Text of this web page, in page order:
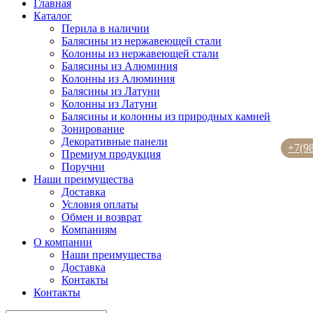
Главная
Каталог
Перила в наличии
Балясины из нержавеющей стали
Колонны из нержавеющей стали
Балясины из Алюминия
Колонны из Алюминия
Балясины из Латуни
Колонны из Латуни
Балясины и колонны из природных камней
Зонирование
Декоративные панели
Премиум продукция
Поручни
Наши преимущества
Доставка
Условия оплаты
Обмен и возврат
Компаниям
О компании
Наши преимущества
Доставка
Контакты
Контакты